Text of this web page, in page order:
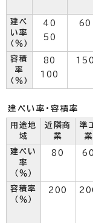
建ぺ
い率
（％）
40
50
60
容積
率
（％）
80
100
150
建ぺい率・容積率
用途地
域
近隣商
業
準
業
建ぺい
率
（％）
80 60
容積率
（％）
200